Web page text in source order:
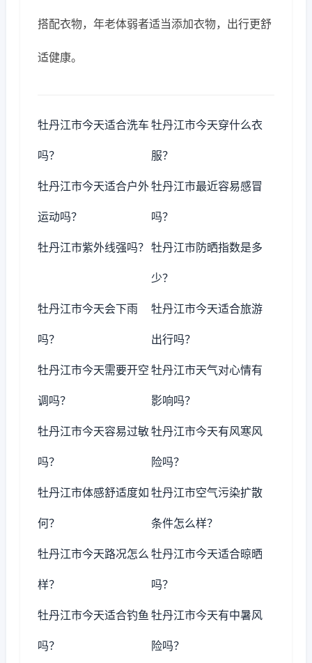
搭配衣物，年老体弱者适当添加衣物，出行更舒
适健康。
牡丹江市今天适合洗车
吗？
牡丹江市今天穿什么衣
服？
牡丹江市今天适合户外
运动吗？
牡丹江市最近容易感冒
吗？
牡丹江市紫外线强吗？ 牡丹江市防晒指数是多
少？
牡丹江市今天会下雨
吗？
牡丹江市今天适合旅游
出行吗？
牡丹江市今天需要开空
调吗？
牡丹江市天气对心情有
影响吗？
牡丹江市今天容易过敏
吗？
牡丹江市今天有风寒风
险吗？
牡丹江市体感舒适度如
何？
牡丹江市空气污染扩散
条件怎么样？
牡丹江市今天路况怎么
样？
牡丹江市今天适合晾晒
吗？
牡丹江市今天适合钓鱼
吗？
牡丹江市今天有中暑风
险吗？